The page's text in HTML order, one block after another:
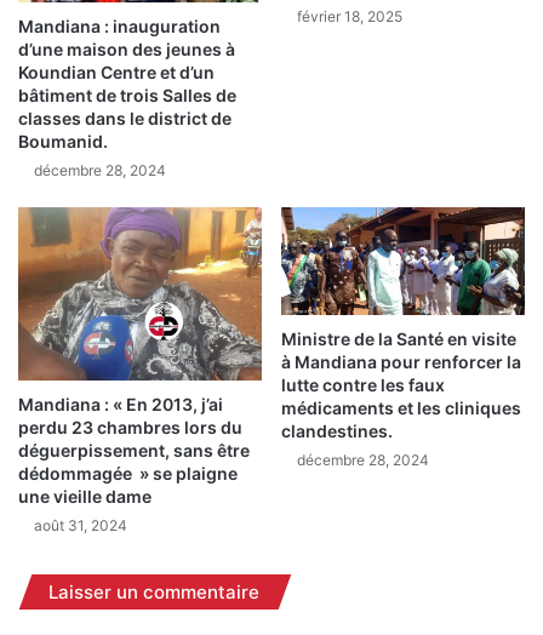
Mandiana : inauguration
d’une maison des jeunes à
Koundian Centre et d’un
bâtiment de trois Salles de
classes dans le district de
Boumanid.
décembre 28, 2024
février 18, 2025
Mandiana : « En 2013, j’ai
perdu 23 chambres lors du
déguerpissement, sans être
dédommagée » se plaigne
une vieille dame
août 31, 2024
Ministre de la Santé en visite
à Mandiana pour renforcer la
lutte contre les faux
médicaments et les cliniques
clandestines.
décembre 28, 2024
Laisser un commentaire